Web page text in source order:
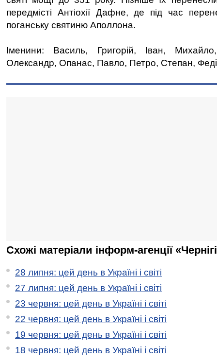
передмісті Антіохії Дафне, де під час
поганську святиню Аполлона.
Іменини: Василь, Григорій, Іван,
Олександр, Опанас, Павло, Петро, Степан,
Схожі матеріали інформ-агенції
28 липня: цей день в Україні і світі
27 липня: цей день в Україні і світі
23 червня: цей день в Україні і світі
22 червня: цей день в Україні і світі
19 червня: цей день в Україні і світі
18 червня: цей день в Україні і світі